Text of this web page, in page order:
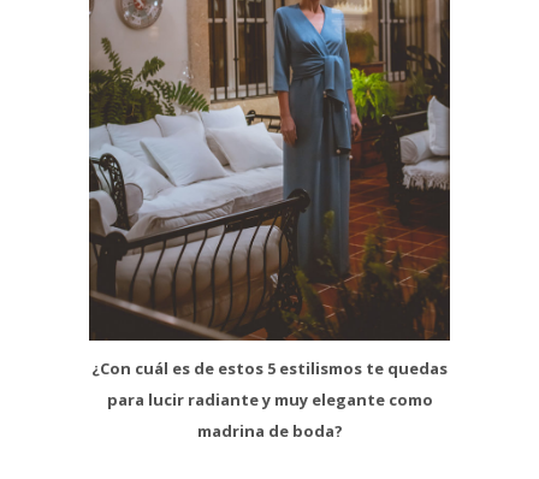
¿Con cuál es de estos 5 estilismos te quedas
para lucir radiante y muy elegante como
madrina de boda?